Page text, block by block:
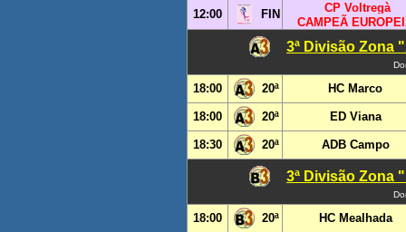
12:00 FIN
CP Voltregà
CAMPEÃ
3ª Divisão Zona
18:00 20ª HC Marco
18:00 20ª ED Viana
18:30 20ª ADB Campo
3ª Divisão Zona
18:00 20ª HC Mealhada